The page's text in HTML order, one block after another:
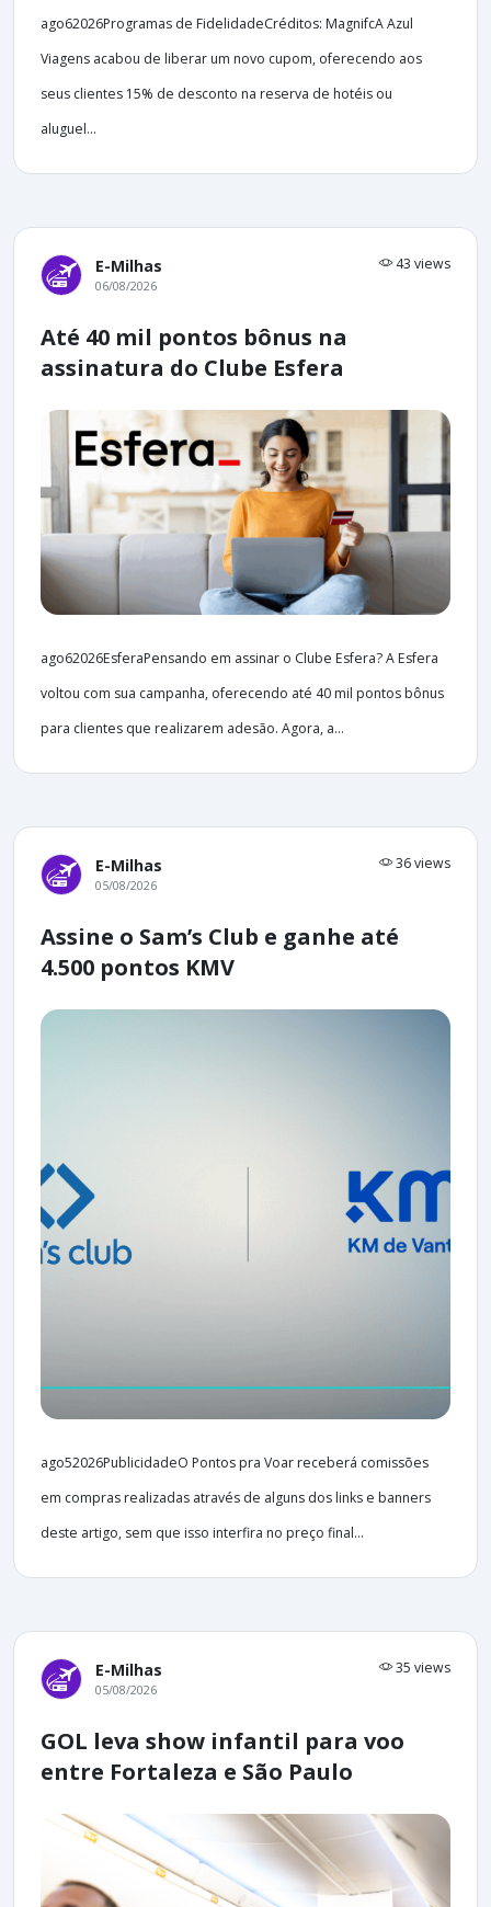
ago62026Programas de FidelidadeCréditos: MagnifcA Azul
Viagens acabou de liberar um novo cupom, oferecendo aos
seus clientes 15% de desconto na reserva de hotéis ou
aluguel...
E-Milhas 43 views
06/08/2026
Até 40 mil pontos bônus na
assinatura do Clube Esfera
ago62026EsferaPensando em assinar o Clube Esfera? A Esfera
voltou com sua campanha, oferecendo até 40 mil pontos bônus
para clientes que realizarem adesão. Agora, a...
E-Milhas 36 views
05/08/2026
Assine o Sam’s Club e ganhe até
4.500 pontos KMV
ago52026PublicidadeO Pontos pra Voar receberá comissões
em compras realizadas através de alguns dos links e banners
deste artigo, sem que isso interfira no preço final...
E-Milhas 35 views
05/08/2026
GOL leva show infantil para voo
entre Fortaleza e São Paulo